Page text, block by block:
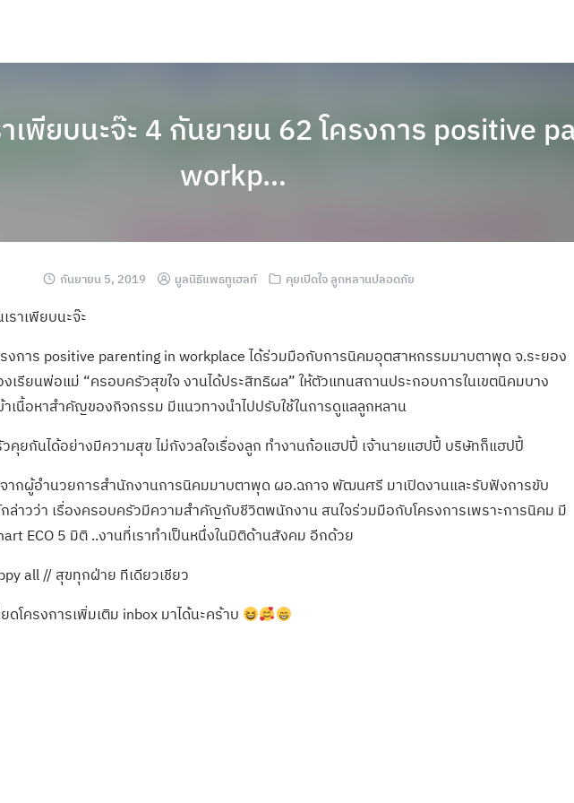
าเพียบนะจ๊ะ 4 กันยายน 62 โครงการ positive
workp…
กันยายน 5, 2019 มูลนิธิแพธทูเฮลท์ คุยเปิดใจ ลูกหลานปลอดภัย
เราเพียบนะจ๊ะ
งการ positive parenting in workplace ได้ร่วมมือกับการนิคมอุตสาหกรรมมาบตาพุด จ.ระยอง
เรียนพ่อแม่ “ครอบครัวสุขใจ งานได้ประสิทธิผล” ให้ตัวแทนสถานประกอบการในเขตนิคมบาง
าเนื้อหาสำคัญของกิจกรรม มีแนวทางนำไปปรับใช้ในการดูแลลูกหลาน
คุยกันได้อย่างมีความสุข ไม่กังวลใจเรื่องลูก ทำงานก้อแฮปปี้ เจ้านายแฮปปี้ บริษัทก็แฮปปี้
จากผู้อำนวยการสำนักงานการนิคมมาบตาพุด ผอ.ฉกาจ พัฒนศรี มาเปิดงานและรับฟังการขับ
กล่าวว่า เรื่องครอบครัวมีความสำคัญกับชีวิตพนักงาน สนใจร่วมมือกับโครงการเพราะการนิคม มี
ECO 5 มิติ ..งานที่เราทำเป็นหนึ่งในมิติด้านสังคม อีกด้วย
all // สุขทุกฝ่าย ทีเดียวเชียว
ดโครงการเพิ่มเติม inbox มาได้นะคร้าบ